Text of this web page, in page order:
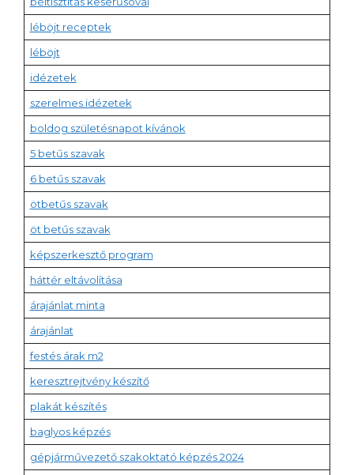
léböjt receptek
léböjt
idézetek
szerelmes idézetek
boldog születésnapot kívánok
5 betűs szavak
6 betűs szavak
ötbetűs szavak
öt betűs szavak
képszerkesztő program
háttér eltávolítása
árajánlat minta
árajánlat
festés árak m2
keresztrejtvény készítő
plakát készítés
baglyos képzés
gépjárművezető szakoktató képzés 2024